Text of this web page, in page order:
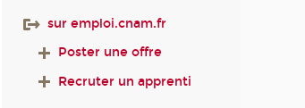
sur emploi.cnam.fr
Poster une offre
Recruter un apprenti